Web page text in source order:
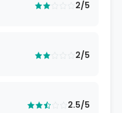
2/5
2/5
2.5/5